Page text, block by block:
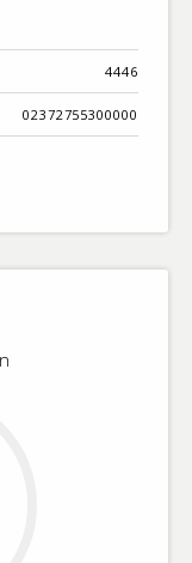
4446
02372755300000